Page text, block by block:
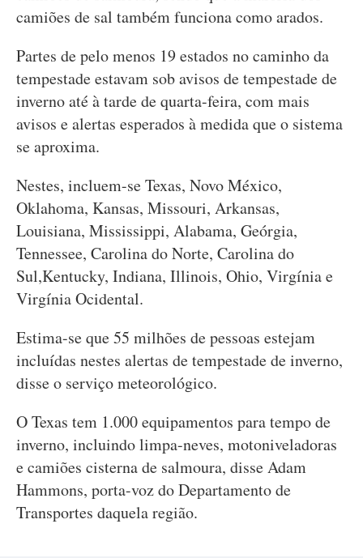
camiões de sal também funciona como arados.
Partes de pelo menos 19 estados no caminho da
tempestade estavam sob avisos de tempestade de
inverno até à tarde de quarta-feira, com mais
avisos e alertas esperados à medida que o sistema
se aproxima.
Nestes, incluem-se Texas, Novo México,
Oklahoma, Kansas, Missouri, Arkansas,
Louisiana, Mississippi, Alabama, Geórgia,
Tennessee, Carolina do Norte, Carolina do
Sul,Kentucky, Indiana, Illinois, Ohio, Virgínia e
Virgínia Ocidental.
Estima-se que 55 milhões de pessoas estejam
incluídas nestes alertas de tempestade de inverno,
disse o serviço meteorológico.
O Texas tem 1.000 equipamentos para tempo de
inverno, incluindo limpa-neves, motoniveladoras
e camiões cisterna de salmoura, disse Adam
Hammons, porta-voz do Departamento de
Transportes daquela região.